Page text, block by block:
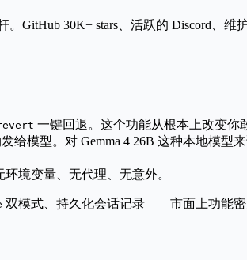
30K+ stars、活跃的 Discord、维护
一键回退。这个功能从根本上改变你
给模型。对 Gemma 4 26B 这种本地模
环境变量、无代理、无意外。
双模式、持久化会话记录——市面上功能密